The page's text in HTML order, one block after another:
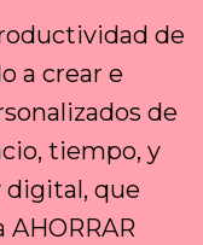
de
a crear e
de
tiempo, y
que